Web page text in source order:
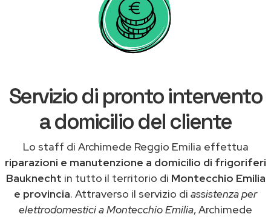
Servizio di pronto intervento
a domicilio del cliente
Lo staff di Archimede Reggio Emilia effettua
riparazioni e manutenzione a domicilio di frigoriferi
Bauknecht in tutto il territorio di Montecchio Emilia
e provincia. Attraverso il servizio di assistenza per
elettrodomestici a Montecchio Emilia, Archimede